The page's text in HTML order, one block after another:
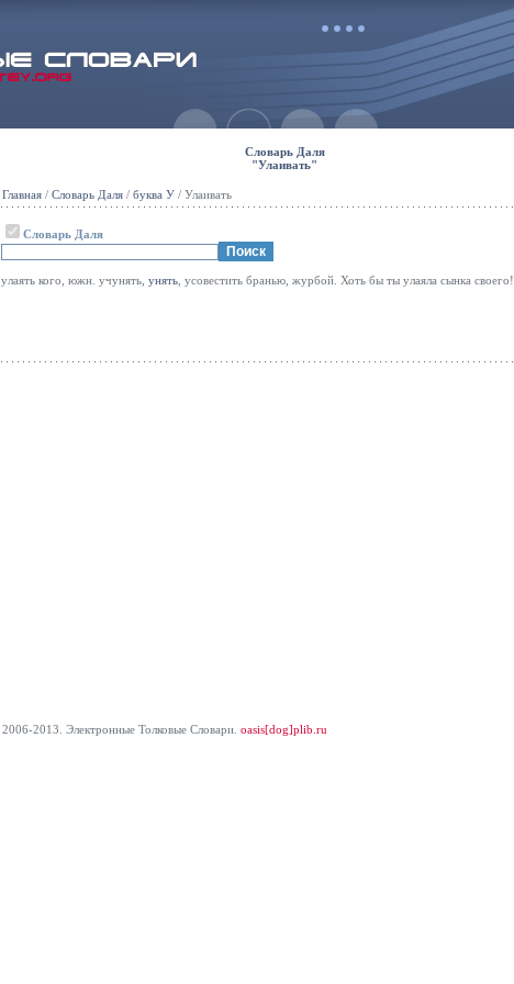
Словарь Даля
"Улаивать"
Главная / Словарь Даля / буква У / Улаивать
Словарь Даля
улаять кого, южн. учунять, унять , усовестить бранью, журбой. Хоть бы ты улаяла сынка своего!
2006-2013. Электронные Толковые Cловари. oasis[dog]plib.ru